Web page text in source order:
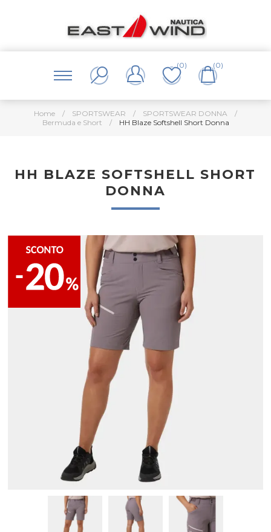
(0) (0)
Home / SPORTSWEAR / SPORTSWEAR DONNA
/
Bermuda e Short
/ HH Blaze Softshell Short Donna
HH BLAZE SOFTSHELL SHORT
DONNA